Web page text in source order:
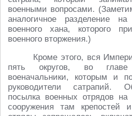
военными вопросами.
аналогичное разделение
военного хана, которого
военного вторжения.)
Кроме этого, вся
пять округов, во
военачальники, которым и
руководители сатрапий.
посылка военных отрядов
сооружения там крепостей